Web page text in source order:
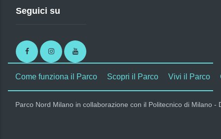
Seguici su
FacebookInstagramYoutube
Come funziona il Parco Scopri il Parco Vivi il Parco
Parco Nord Milano in collaborazione con il Politecnico di Milano